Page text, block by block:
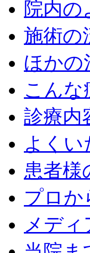
院内の
施術の
ほかの
こんな
診療内
よくい
患者様
プロか
メディ